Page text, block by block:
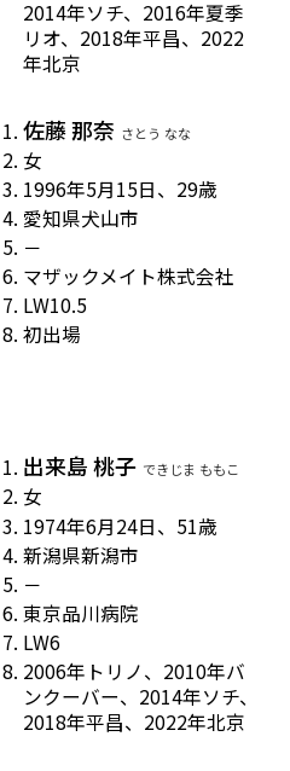
2014年ソチ、2016年夏季
リオ、2018年平昌、2022
年北京
佐藤 那奈 さとう なな
女
1996年5月15日、29歳
愛知県犬山市
－
マザックメイト株式会社
LW10.5
初出場
出来島 桃子 できじま ももこ
女
1974年6月24日、51歳
新潟県新潟市
－
東京品川病院
LW6
2006年トリノ、2010年バ
ンクーバー、2014年ソチ、
2018年平昌、2022年北京